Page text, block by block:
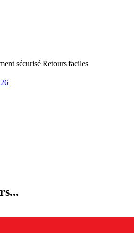
sécurisé Retours faciles